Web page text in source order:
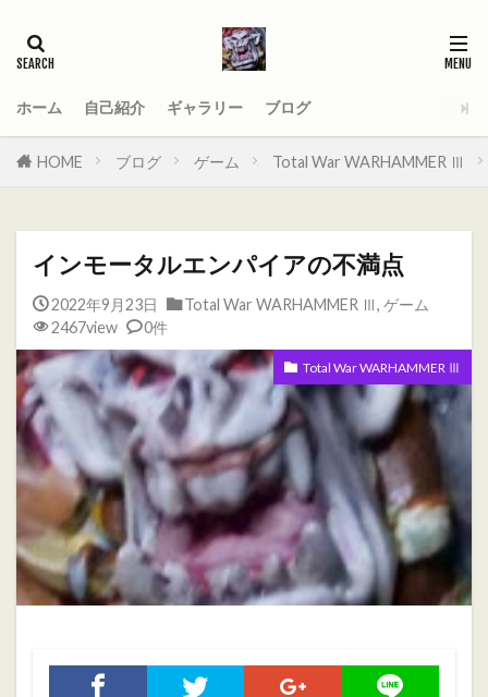
ホーム 自己紹介 ギャラリー ブログ
HOME ブログ ゲーム Total War WARHAMMER Ⅲ
インモータルエンパイアの不満点
2022年9月23日 Total War WARHAMMER Ⅲ, ゲーム
2467view
0件
Total War WARHAMMER Ⅲ
AGE_OF_SIGMAR
Total War WARHAMMER
Total War WARHAMMER Ⅱ
Warhammer 40
Warhammer 40000
ウォーハンマー
オーガ
オーガキングダム
オールドワールド
ガットリッパ
キャセイ
ティーンチ
テキサスチェーンソー
トゥームキング
ドワーフ
パッチノート
ビーストマン
ファレホコン
ブレトニア
ホブゴブリン
ミニチュアペイント
リザードマン
ヴァンパイアカウント
初心者
初心者向け 大会
振り返り
攻略ガイド
攻略情報 自作PC 雑記
検索